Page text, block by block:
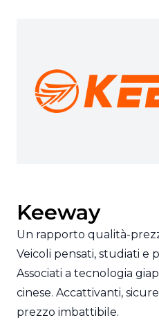
Keeway
Un rapporto qualità-
Veicoli pensati, studiati e
Associati a tecnologia
cinese. Accattivanti,
prezzo imbattibile.